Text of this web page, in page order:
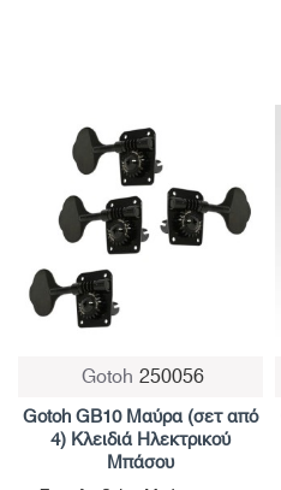
Gotoh 250056
Gotoh GB10 Μαύρα (σετ από
4) Κλειδιά Ηλεκτρικού
Μπάσου